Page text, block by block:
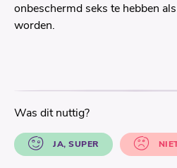
onbeschermd seks te hebben
worden.
Was dit nuttig?
JA, SUPER